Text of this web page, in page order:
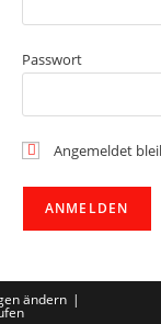
Passwort
Angemeldet
ändern